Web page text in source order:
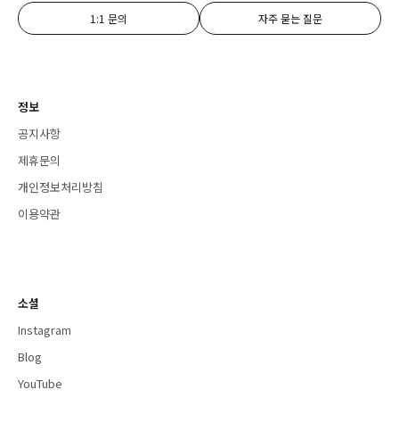
1:1 문의 자주 묻는 질문
정보
공지사항
제휴문의
개인정보처리방침
이용약관
소셜
Instagram
Blog
YouTube